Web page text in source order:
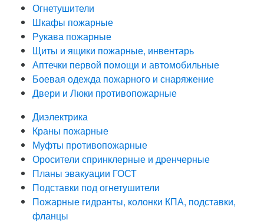
Огнетушители
Шкафы пожарные
Рукава пожарные
Щиты и ящики пожарные, инвентарь
Аптечки первой помощи и автомобильные
Боевая одежда пожарного и снаряжение
Двери и Люки противопожарные
Диэлектрика
Краны пожарные
Муфты противопожарные
Оросители спринклерные и дренчерные
Планы эвакуации ГОСТ
Подставки под огнетушители
Пожарные гидранты, колонки КПА, подставки,
фланцы